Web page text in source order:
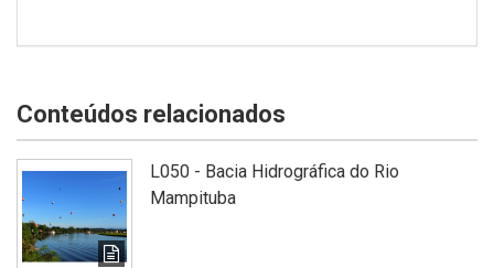
Conteúdos relacionados
L050 - Bacia Hidrográfica do Rio
Mampituba